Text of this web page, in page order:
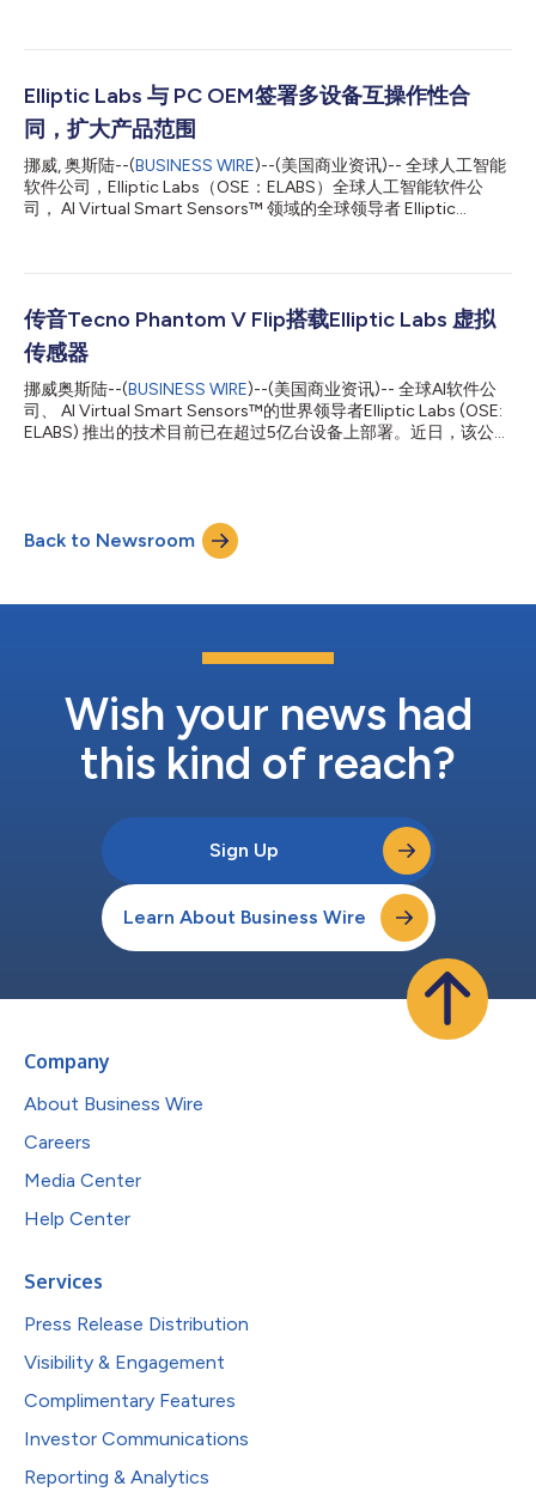
担任职务之前，Sandstad 先生的职业生涯包括担任商业和技术管
Labs 前，Ola 担任 NAGRA产品线管理总监。他的职责包括管理公
司产品组合中的关键产品、指导战略、路线图和执行。在加入
NAGRA 之前，Sandstad 先生曾在 Conax 和 TANTEC Digital 任
职。 Ola 拥有挪威科技大学 (NTST) 的科学、电子和信号处理硕士
学位。 Elliptic Labs 首席执行官 Laila Danielsen 表示：“过去几
年，Elliptic Labs 已成为 PC/笔记本...
Elliptic Labs 与 PC OEM签署多设备互操作性合
同，扩大产品范围
挪威, 奥斯陆--(BUSINESS WIRE)--(美国商业资讯)-- 全球人工智能
软件公司，Elliptic Labs（OSE：ELABS）全球人工智能软件公
司， AI Virtual Smart Sensors™ 领域的全球领导者 Elliptic
公司的最新突破旨在重塑设备间的互操作性，并重新定义跨系统和
PoC后签署的，并且是一项开拓性的功能许可协议。 这一突破的核
心在于 Elliptic Labs 的纯软件 AI Virtual Smart Sensor
Platform™，它利用了公司在人工智能/机器学习、超声波和传感
器融合方面的技术领先地位。 设备互操作性是该平台一系列变革
性功能中的最新进展，将使笔记本电脑、智能手机和其他设备能够
无缝地查找、识别和自动连接。 该功能将使 Elliptic Labs的始设备
制造商客户能够基于设备和外围设备之间简单易用的通信交互去创
传音Tecno Phantom V Flip搭载Elliptic Labs 虚拟
传感器
挪威奥斯陆--(BUSINESS WIRE)--(美国商业资讯)-- 全球AI软件公
司、 AI Virtual Smart Sensors™的世界领导者Elliptic Labs (OSE:
ELABS) 推出的技术目前已在超过5亿台设备上部署。近日，该公司
Elliptic Labs的合作伙伴联发科为 Phantom V Flip提供其
Dimensity 8050芯片作为驱动。 Elliptic Labs首席执行官Laila
Danielsen表示：“Elliptic Labs的AI虚拟智能传感平台正迅速成为最
Elliptic Labs在人工智能、超声波和传感器融合方面持续保持技术
力。与全球第五大智能手机制造商传音的合作，表明了...
Back to Newsroom
Wish your news had
this kind of reach?
Sign Up
Learn About Business Wire
Company
About Business Wire
Careers
Media Center
Help Center
Services
Press Release Distribution
Visibility & Engagement
Complimentary Features
Investor Communications
Reporting & Analytics